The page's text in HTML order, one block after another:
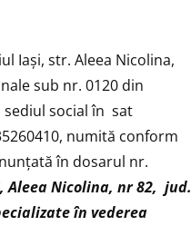
Iași, str. Aleea Nicolina,
sub nr. 0120 din
sediul social în sat
numită conform
în dosarul nr.
Nicolina, nr 82, jud.
în vederea